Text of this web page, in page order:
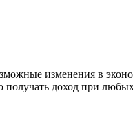
изменения в
получать доход при